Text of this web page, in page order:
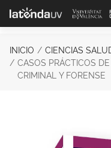
Saltar al contenido
INICIO CIENCIAS
CASOS PRÁCTICOS
CRIMINAL Y FORENSE